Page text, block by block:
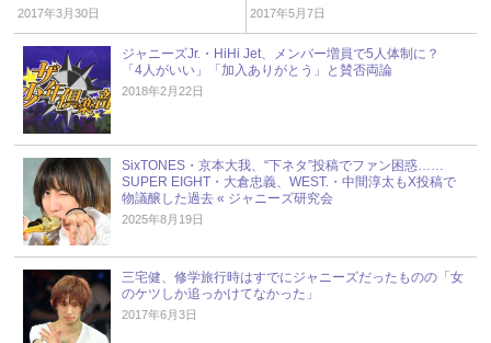
2017年3月30日 2017年5月7日
ジャニーズJr.・HiHi Jet、メンバー増員で5人体制に？
「4人がいい」「加入ありがとう」と賛否両論
2018年2月22日
SixTONES・京本大我、“下ネタ”投稿でファン困惑……
SUPER EIGHT・大倉忠義、WEST.・中間淳太もX投稿で
物議醸した過去 « ジャニーズ研究会
2025年8月19日
三宅健、修学旅行時はすでにジャニーズだったものの「女
のケツしか追っかけてなかった」
2017年6月3日